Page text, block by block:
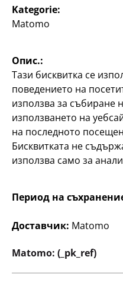
Писане
Блокче за
Pelikan
DIN А4, 100 листа, 2
3 €
1 EUR = 1.95583 BGN.
Kategorie:
Matomo
Опис.:
Тази бисквитка се
поведението на
използва за събиране
използването на
на последното
Бисквитката не
използва само за
Период на
Доставчик: Matomo
Matomo: (_pk_ref)